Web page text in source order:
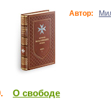
Автор:
О свободе